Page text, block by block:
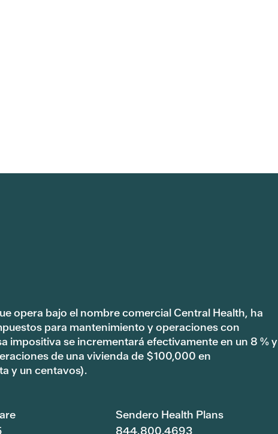
opera bajo el nombre comercial Central Health, ha
para mantenimiento y operaciones con
impositiva se incrementará efectivamente en un 8 % y
de una vivienda de $100,000 en
y un centavos).
Sendero Health Plans
844.800.4693